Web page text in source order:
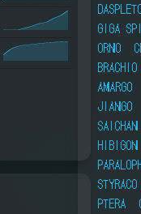
GIGA
ORNO
BRACHIO
AMARGO
JIANGO
SAICHAN
HIBIGON
STYRACO
PTERA